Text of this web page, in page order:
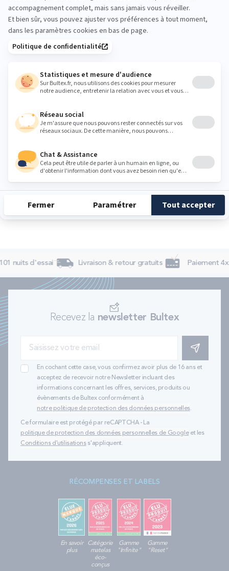
votre choix en quelques minutes.
primadecosbh@gmail.com
Heures
Lundi 10:00 - 12:30 14:00 - 19:00
Mardi 10:00 - 12:30 14:00 - 19:00
Mercredi
Jeudi 10:00 - 12:30 14:00 - 19:00
Samedi 10:00 - 12:30 14:00 - 19:00
nuits d'essai Livraison & retour gratuits Paiement 4x
Recevez la newsletter Bultex
S'INSCRIRE
En cochant cette case, vous confirmez avoir plus de 16 ans et
acceptez de recevoir notre Newsletter incluant des
informations concernant les offres, services, produits ou
évènements de Bultex conformément à
notre politique de protection des données personnelles.
Ce formulaire est protégé par reCAPTCHA - La
politique de protection des données personnelles de Googleet les
Conditions d'utilisationss'appliquent.
RÉCOMPENSES ET LABELS
En savoir
plus
Catégorie
matelas
éco-
conçus
Gamme
"Infinite"
Gamme
"Reset"